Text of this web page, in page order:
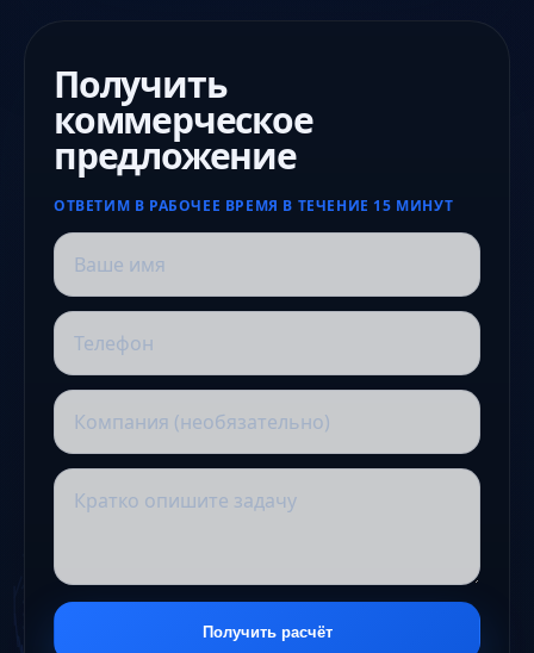
Получить
коммерческое
предложение
ОТВЕТИМ В РАБОЧЕЕ ВРЕМЯ В ТЕЧЕНИЕ 15 МИНУТ
Получить расчёт